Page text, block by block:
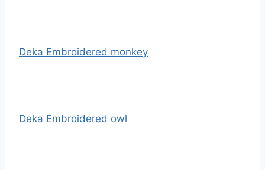
Deka Embroidered monkey
Deka Embroidered owl